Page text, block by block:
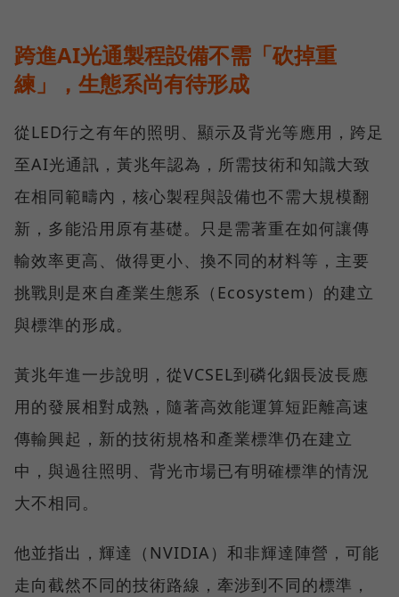
跨進AI光通製程設備不需「砍掉重
練」，生態系尚有待形成
從LED行之有年的照明、顯示及背光等應用，跨足
至AI光通訊，黃兆年認為，所需技術和知識大致
在相同範疇內，核心製程與設備也不需大規模翻
新，多能沿用原有基礎。只是需著重在如何讓傳
輸效率更高、做得更小、換不同的材料等，主要
挑戰則是來自產業生態系（Ecosystem）的建立
與標準的形成。
黃兆年進一步說明，從VCSEL到磷化銦長波長應
用的發展相對成熟，隨著高效能運算短距離高速
傳輸興起，新的技術規格和產業標準仍在建立
中，與過往照明、背光市場已有明確標準的情況
大不相同。
他並指出，輝達（NVIDIA）和非輝達陣營，可能
走向截然不同的技術路線，牽涉到不同的標準，